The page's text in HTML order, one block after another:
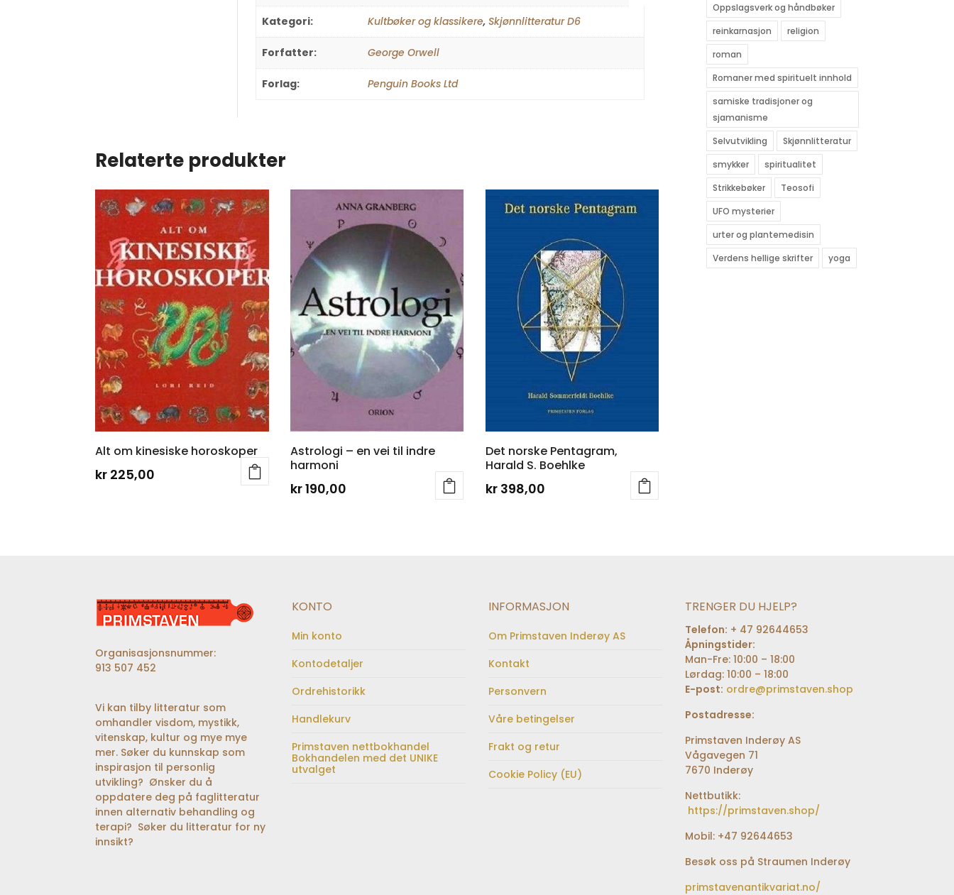
Kategori: Kultbøker og klassikere,Skjønnlitteratur D6
Forfatter: George Orwell
Forlag: Penguin Books Ltd
Relaterte produkter
Alt om kinesiske horoskoper
kr 225,00
Astrologi – en vei til indre
harmoni
kr190,00
Det norske Pentagram,
Harald S. Boehlke
kr398,00
Oppslagsverk og håndbøker
reinkarnasjon
religion
roman
Romaner med spirituelt innhold
samiske tradisjoner og
sjamanisme
Selvutvikling
Skjønnlitteratur
smykker
spiritualitet
Strikkebøker
Teosofi
UFO mysterier
urter og plantemedisin
Verdens hellige skrifter
yoga
Organisasjonsnummer:
913 507 452
Vi kan tilby litteratur som
omhandler visdom, mystikk,
vitenskap, kultur og mye mye
mer. Søker du kunnskap som
inspirasjon til personlig
utvikling? Ønsker du å
oppdatere deg på faglitteratur
innen alternativ behandling og
terapi? Søker du litteratur for ny
innsikt?
KONTO
Min konto
Kontodetaljer
Ordrehistorikk
Handlekurv
Primstaven nettbokhandel
Bokhandelen med det UNIKE
utvalget
INFORMASJON
Om Primstaven Inderøy AS
Kontakt
Personvern
Våre betingelser
Frakt og retur
Cookie Policy (EU)
TRENGER DU HJELP?
Telefon: + 47 92644653
Åpningstider:
Man-Fre: 10:00 – 18:00
Lørdag: 10:00 – 18:00
E-post: ordre@primstaven.shop
Postadresse:
Primstaven Inderøy AS
Vågavegen 71
7670 Inderøy
Nettbutikk:
https://primstaven.shop/
Mobil: +47 92644653
Besøk oss på Straumen Inderøy
primstavenantikvariat.no/